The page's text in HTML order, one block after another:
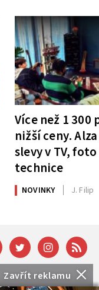
Zavřít reklamu
Více než 1
nižší ceny.
slevy v TV,
technice
NOVINKY J. Filip